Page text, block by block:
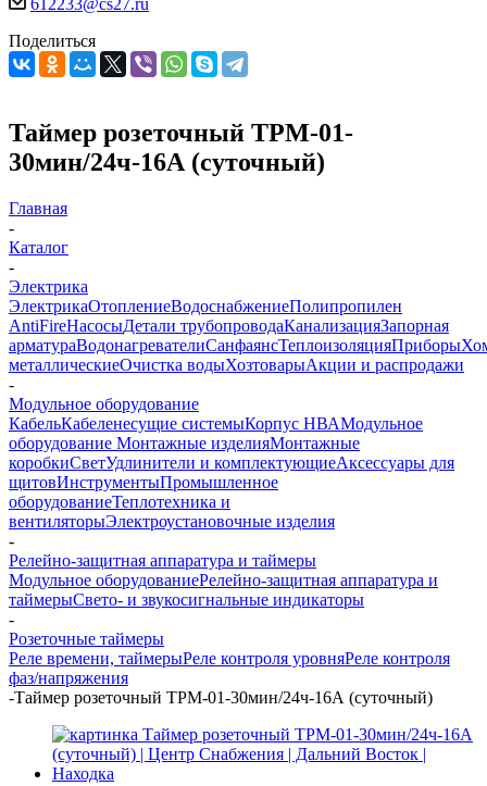
612233@cs27.ru
Поделиться
Таймер розеточный ТРМ-01-
30мин/24ч-16А (суточный)
Главная
-
Каталог
-
Электрика
ЭлектрикаОтоплениеВодоснабжениеПолипропилен
AntiFireНасосыДетали трубопроводаКанализацияЗапорная
арматураВодонагревателиСанфаянсТеплоизоляцияПриборы
металлическиеОчистка водыХозтоварыАкции и распродажи
-
Модульное оборудование
КабельКабеленесущие системыКорпус НВАМодульное
оборудование Монтажные изделияМонтажные
коробкиСветУдлинители и комплектующиеАксессуары для
щитовИнструментыПромышленное
оборудованиеТеплотехника и
вентиляторыЭлектроустановочные изделия
-
Релейно-защитная аппаратура и таймеры
Модульное оборудованиеРелейно-защитная аппаратура и
таймерыСвето- и звукосигнальные индикаторы
-
Розеточные таймеры
Реле времени, таймерыРеле контроля уровняРеле контроля
фаз/напряжения
-Таймер розеточный ТРМ-01-30мин/24ч-16А (суточный)